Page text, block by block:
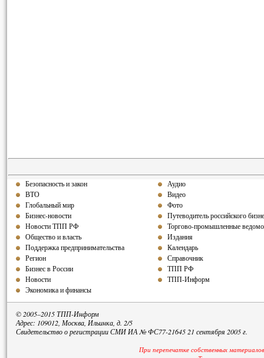
Безопасность и закон
ВТО
Глобальный мир
Бизнес-новости
Новости ТПП РФ
Общество и власть
Поддержка предпринимательства
Регион
Бизнес в России
Новости
Экономика и финансы
Аудио
Видео
Фото
Путеводитель российского
Торгово-промышленные
Издания
Календарь
Справочник
ТПП РФ
ТПП-Информ
© 2005–2015 ТПП-Информ
Адрес: 109012, Москва, Ильинка, д. 2/5
Свидетельство о регистрации СМИ ИА № ФС77-21645 21 сентября 2005 г.
При перепечатке собственных